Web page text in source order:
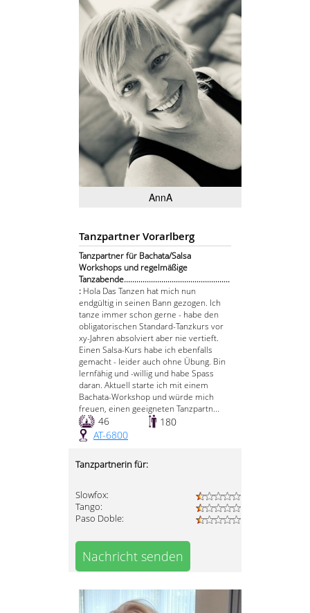
AnnA
Tanzpartner Vorarlberg
Tanzpartner für Bachata/Salsa
Workshops und regelmäßige
Tanzabende...................................................
: Hola Das Tanzen hat mich nun
endgültig in seinen Bann gezogen. Ich
tanze immer schon gerne - habe den
obligatorischen Standard-Tanzkurs vor
xy-Jahren absolviert aber nie vertieft.
Einen Salsa-Kurs habe ich ebenfalls
gemacht - leider auch ohne Übung. Bin
lernfähig und -willig und habe Spass
daran. Aktuell starte ich mit einem
Bachata-Workshop und würde mich
freuen, einen geeigneten Tanzpartn...
46
180
AT-6800
Tanzpartnerin für:
Slowfox:
Tango:
Paso Doble:
Nachricht senden